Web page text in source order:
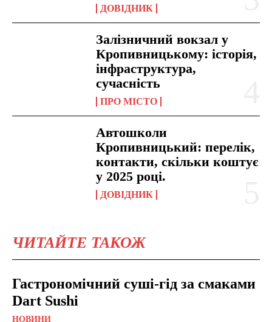
ДОВІДНИК
Залізничний вокзал у
Кропивницькому: історія,
інфраструктура,
сучасність
ПРО МІСТО
Автошколи
Кропивницький: перелік,
контакти, скільки коштує
у 2025 році.
ДОВІДНИК
ЧИТАЙТЕ ТАКОЖ
Гастрономічний суші-гід за смаками
Dart Sushi
НОВИНИ